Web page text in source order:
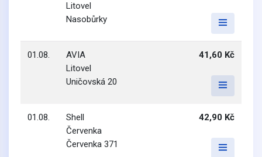
Litovel
Nasobůrky
01.08.
AVIA
Litovel
Uničovská 20
41,60 Kč
01.08.
Shell
Červenka
Červenka 371
42,90 Kč